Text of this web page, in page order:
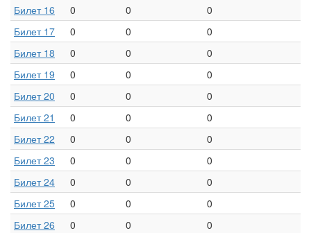
Билет 16
0 0
0
Билет 17
0 0
0
Билет 18
0 0
0
Билет 19
0 0
0
Билет 20
0 0
0
Билет 21
0 0
0
Билет 22
0 0
0
Билет 23
0 0
0
Билет 24
0 0
0
Билет 25
0 0
0
Билет 26
0 0
0